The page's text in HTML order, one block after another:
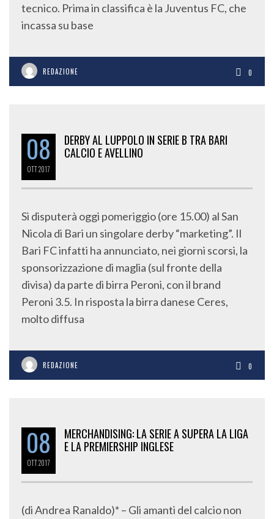
tecnico. Prima in classifica è la Juventus FC, che
incassa su base
REDAZIONE 0
08
OTT2017
DERBY AL LUPPOLO IN SERIE B TRA BARI
CALCIO E AVELLINO
Si disputerà oggi pomeriggio (ore 15.00) al San
Nicola di Bari un singolare derby “marketing”. Il
Bari FC infatti ha annunciato, nei giorni scorsi, la
sponsorizzazione di maglia (sul fronte della
divisa) da parte di birra Peroni, con il brand
Peroni 3.5. In risposta la birra danese Ceres,
molto diffusa
REDAZIONE 0
08
OTT2017
MERCHANDISING: LA SERIE A SUPERA LA LIGA
E LA PREMIERSHIP INGLESE
(di Andrea Ranaldo)* – Gli amanti del calcio non